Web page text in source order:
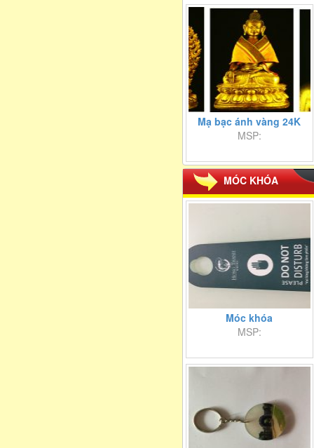
Mạ bạc ánh vàng 24K
MSP:
MÓC KHÓA
Móc khóa
MSP: